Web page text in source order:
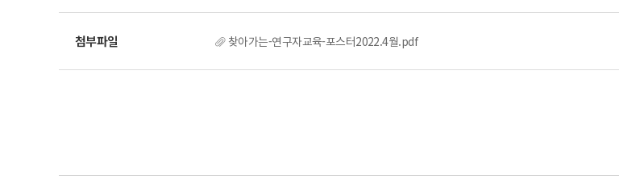
찾아가는-연구자교육-포스터2022.4월.pdf